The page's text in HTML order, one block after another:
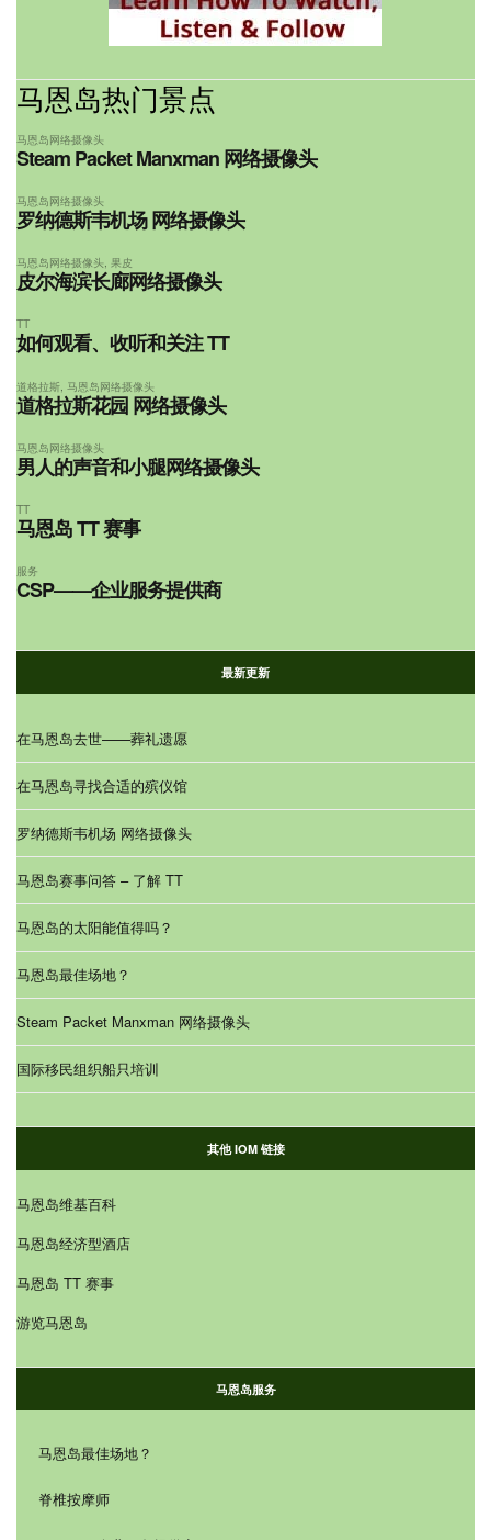
马恩岛热门景点
马恩岛网络摄像头
Steam Packet Manxman 网络摄像头
马恩岛网络摄像头
罗纳德斯韦机场 网络摄像头
马恩岛网络摄像头, 果皮
皮尔海滨长廊网络摄像头
TT
如何观看、收听和关注 TT
道格拉斯 马恩岛网络摄像头
道格拉斯花园 网络摄像头
马恩岛网络摄像头
男人的声音和小腿网络摄像头
TT
马恩岛 TT 赛事
服务
CSP——企业服务提供商
最新更新
在马恩岛去世——葬礼遗愿
在马恩岛寻找合适的殡仪馆
罗纳德斯韦机场 网络摄像头
马恩岛赛事问答 – 了解 TT
马恩岛的太阳能值得吗？
马恩岛最佳场地？
Steam Packet Manxman 网络摄像头
国际移民组织船只培训
其他 IOM 链接
马恩岛维基百科
马恩岛经济型酒店
马恩岛 TT 赛事
游览马恩岛
马恩岛服务
马恩岛最佳场地？
脊椎按摩师